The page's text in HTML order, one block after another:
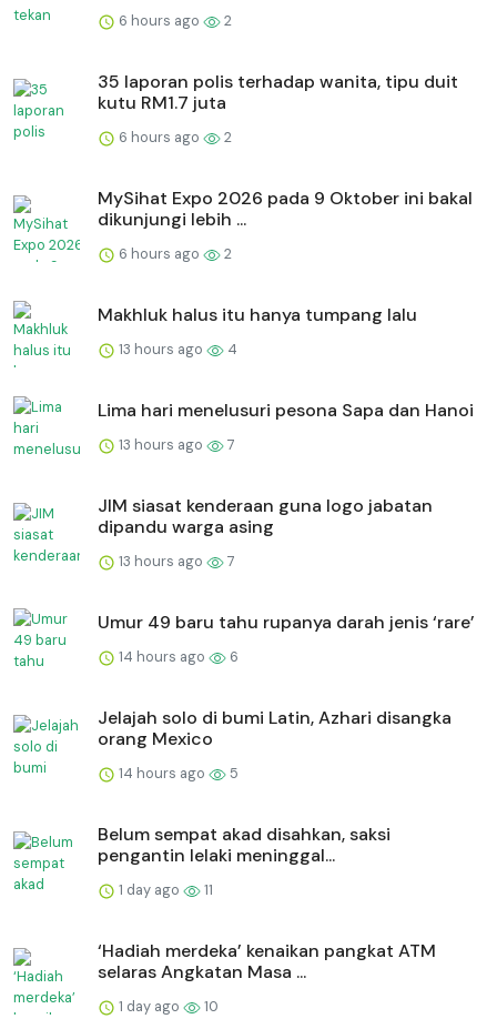
6 hours ago 2
35 laporan polis terhadap wanita, tipu duit
kutu RM1.7 juta
6 hours ago 2
MySihat Expo 2026 pada 9 Oktober ini bakal
dikunjungi lebih ...
6 hours ago 2
Makhluk halus itu hanya tumpang lalu
13 hours ago 4
Lima hari menelusuri pesona Sapa dan Hanoi
13 hours ago 7
JIM siasat kenderaan guna logo jabatan
dipandu warga asing
13 hours ago 7
Umur 49 baru tahu rupanya darah jenis ‘rare’
14 hours ago 6
Jelajah solo di bumi Latin, Azhari disangka
orang Mexico
14 hours ago 5
Belum sempat akad disahkan, saksi
pengantin lelaki meninggal...
1 day ago 11
‘Hadiah merdeka’ kenaikan pangkat ATM
selaras Angkatan Masa ...
1 day ago 10